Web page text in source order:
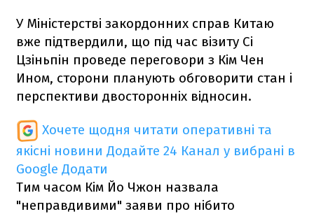
У Міністерстві закордонних справ Китаю
вже підтвердили, що під час візиту Сі
Цзіньпін проведе переговори з Кім Чен
Ином, сторони планують обговорити стан і
перспективи двосторонніх відносин.
Хочете щодня читати оперативні та
якісні новини Додайте 24 Канал у вибрані в
Google Додати
Тим часом Кім Йо Чжон назвала
"неправдивими" заяви про нібито